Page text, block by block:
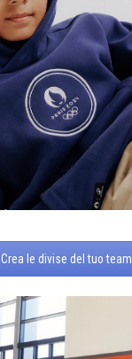
Crea le divise del tuo team